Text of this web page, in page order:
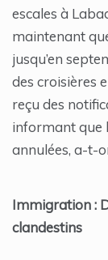
escales à
maintenant
jusqu’en
des croisières
reçu des
informant que
annulées, a-t-
Immigration :
clandestins